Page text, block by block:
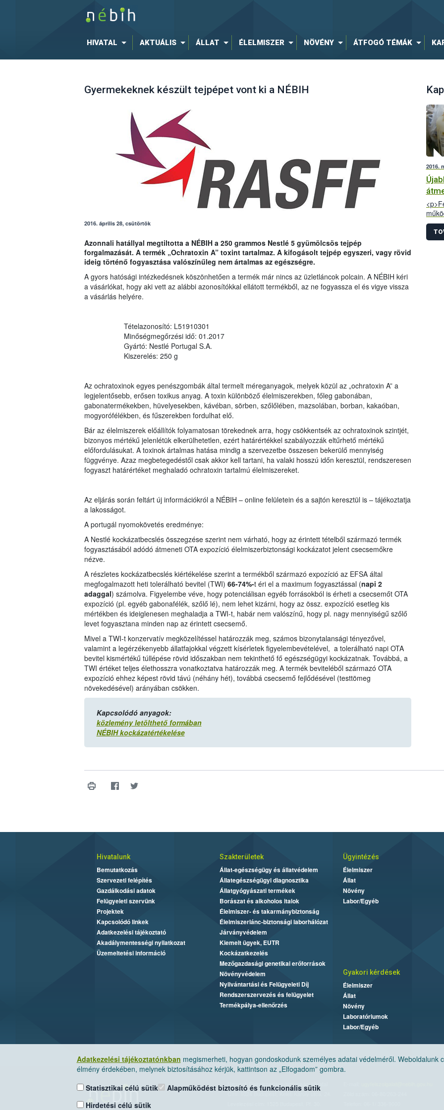
HIVATAL AKTUÁLIS ÁLLAT ÉLELMISZER NÖVÉNY ÁTFOGÓ TÉMÁK
Gyermekeknek készült tejpépet vont ki a NÉBIH
2016. április 28, csütörtök
Azonnali hatállyal megtiltotta a NÉBIH a 250 grammos Nestlé 5 gyümölcsös tejpép
forgalmazását. A termék „Ochratoxin A” toxint tartalmaz. A kifogásolt tejpép egyszeri, vagy rövid
ideig történő fogyasztása valószínűleg nem ártalmas az egészségre.
A gyors hatósági intézkedésnek köszönhetően a termék már nincs az üzletláncok polcain. A NÉBIH kéri
a vásárlókat, hogy aki vett az alábbi azonosítókkal ellátott termékből, az ne fogyassza el és vigye vissza
a vásárlás helyére.
Tételazonosító: L51910301
Minőségmegőrzési idő: 01.2017
Gyártó: Nestlé Portugal S.A.
Kiszerelés: 250 g
Az ochratoxinok egyes penészgombák által termelt méreganyagok, melyek közül az „ochratoxin A” a
legjelentősebb, erősen toxikus anyag. A toxin különböző élelmiszerekben, főleg gabonában,
gabonatermékekben, hüvelyesekben, kávéban, sörben, szőlőlében, mazsolában, borban, kakaóban,
mogyorófélékben, és fűszerekben fordulhat elő.
Bár az élelmiszerek előállítók folyamatosan törekednek arra, hogy csökkentsék az ochratoxinok szintjét,
bizonyos mértékű jelenlétük elkerülhetetlen, ezért határértékkel szabályozzák eltűrhető mértékű
előfordulásukat. A toxinok ártalmas hatása mindig a szervezetbe összesen bekerülő mennyiség
függvénye. Azaz megbetegedéstől csak akkor kell tartani, ha valaki hosszú időn keresztül, rendszeresen
fogyaszt határértéket meghaladó ochratoxin tartalmú élelmiszereket.
Az eljárás során feltárt új információkról a NÉBIH – online felületein és a sajtón keresztül is – tájékoztatja
a lakosságot.
A portugál nyomokövetés eredménye:
A Nestlé kockázatbecslés összegzése szerint nem várható, hogy az érintett tételből származó termék
fogyasztásából adódó átmeneti OTA expozíció élelmiszerbiztonsági kockázatot jelent csecsemőkre
nézve.
A részletes kockázatbecslés kiértékelése szerint a termékből származó expozíció az EFSA által
megfogalmazott heti tolerálható bevitel (TWI) 66-74%-t éri el a maximum fogyasztással (napi 2
adaggal) számolva. Figyelembe véve, hogy potenciálisan egyéb forrásokból is érheti a csecsemőt OTA
expozíció (pl. egyéb gabonafélék, szőlő lé), nem lehet kizárni, hogy az össz. expozíció esetleg kis
mértékben és ideiglenesen meghaladja a TWI-t, habár nem valószínű, hogy pl. nagy mennyiségű szőlő
levet fogyasztana minden nap az érintett csecsemő.
Mivel a TWI-t konzervatív megközelítéssel határozzák meg, számos bizonytalansági tényezővel,
valamint a legérzékenyebb állatfajokkal végzett kísérletek figyelembevételével, a tolerálható napi OTA
bevitel kismértékű túllépése rövid időszakban nem tekinthető fő egészségügyi kockázatnak. Továbbá, a
TWI értéket teljes élethosszra vonatkoztatva határozzák meg. A termék beviteléből származó OTA
expozíció ehhez képest rövid távú (néhány hét), továbbá csecsemő fejlődésével (testtömeg
növekedésével) arányában csökken.
Kapcsolódó anyagok:
közlemény letölthető formában
NÉBIH kockázatértékelése
2016.
Az
Adatkezelési tájékoztatónkban megismerheti, hogyan gondoskodunk személyes adatai védelméről. Weboldalunk
élmény érdekében, melynek biztosításához kérjük, kattintson az „Elfogadom” gombra.
Statisztikai célú sütik
Hirdetési célú sütik
Alapműködést biztosító és funkcionális sütik
Hivatalunk
Bemutatkozás
Szervezeti felépítés
Gazdálkodási adatok
Felügyeleti szervünk
Projektek
Kapcsolódó linkek
Adatkezelési tájékoztató
Akadálymentességi nyilatkozat
Üzemeltetési információ
Szakterületek
Állat-egészségügy és állatvédelem
Állategészségügyi diagnosztika
Állatgyógyászati termékek
Borászat és alkoholos italok
Élelmiszer- és takarmánybiztonság
Élelmiszerlánc-biztonsági laborhálózat
Járványvédelem
Kiemelt ügyek, EUTR
Kockázatkezelés
Mezőgazdasági genetikai erőforrások
Növényvédelem
Nyilvántartási és Felügyeleti Díj
Rendszerszervezés és felügyelet
Termékpálya-ellenőrzés
Ügyintézés
Élelmiszer
Állat
Növény
Labor/Egyéb
Gyakori kérdések
Élelmiszer
Állat
Növény
Laboratóriumok
Labor/Egyéb
Nemzeti Élelmiszerlánc-biztonsági Hivatal